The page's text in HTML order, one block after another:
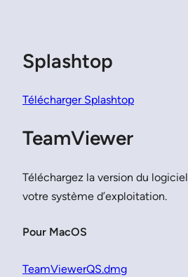
Splashtop
Télécharger Splashtop
TeamViewer
Téléchargez la version du
votre système d’exploitation.
Pour MacOS
TeamViewerQS.dmg